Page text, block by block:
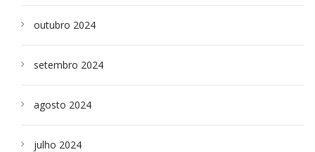
outubro 2024
setembro 2024
agosto 2024
julho 2024